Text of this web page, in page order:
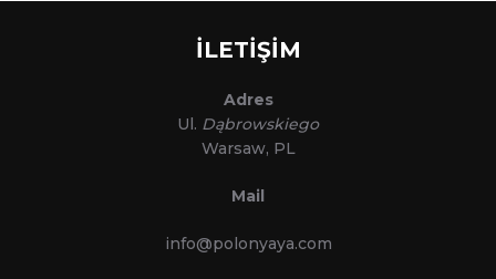
İLETİŞİM
Adres
Ul. Dąbrowskiego
Warsaw, PL
Mail
info@polonyaya.com